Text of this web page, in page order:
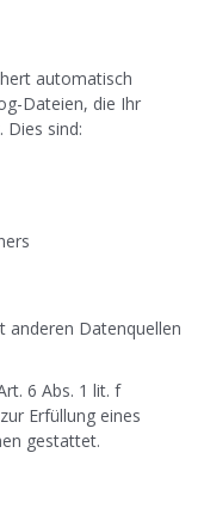
automatisch
Dateien, die Ihr
sind:
anderen Datenquellen
6 Abs. 1 lit. f
Erfüllung eines
gestattet.